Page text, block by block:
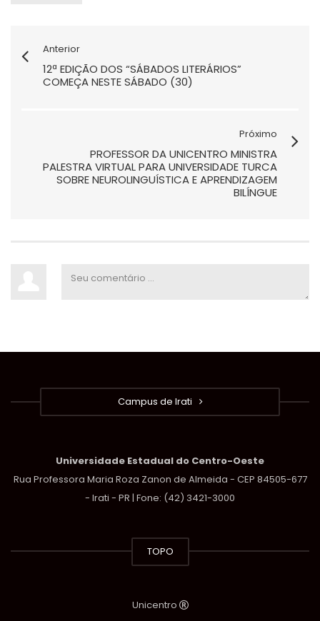
Anterior
12ª EDIÇÃO DOS “SÁBADOS LITERÁRIOS”
COMEÇA NESTE SÁBADO (30)
Próximo
PROFESSOR DA UNICENTRO MINISTRA
PALESTRA VIRTUAL PARA UNIVERSIDADE TURCA
SOBRE NEUROLINGUÍSTICA E APRENDIZAGEM
BILÍNGUE
Campus de Irati
Universidade Estadual do Centro-Oeste
Rua Professora Maria Roza Zanon de Almeida - CEP 84505-677
- Irati - PR | Fone: (42) 3421-3000
TOPO
Unicentro